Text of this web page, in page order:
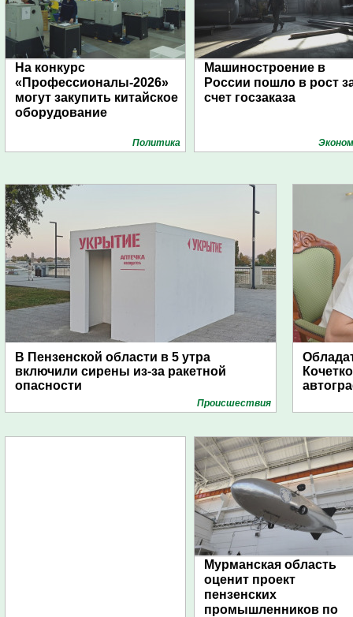
На конкурс
«Профессионалы-2026»
могут закупить китайское
оборудование
Политика
Машиностроение в
России пошло в рост
счет госзаказа
В Пензенской области в 5 утра
включили сирены из-за ракетной
опасности
Проиcшествия
Мурманская область
оценит проект
пензенских
промышленников по